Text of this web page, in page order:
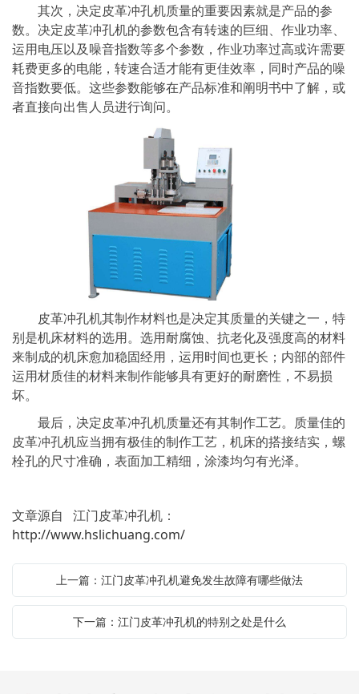
其次，决定皮革冲孔机质量的重要因素就是产品的参
数。决定皮革冲孔机的参数包含有转速的巨细、作业功率、
运用电压以及噪音指数等多个参数，作业功率过高或许需要
耗费更多的电能，转速合适才能有更佳效率，同时产品的噪
音指数要低。这些参数能够在产品标准和阐明书中了解，或
者直接向出售人员进行询问。
皮革冲孔机其制作材料也是决定其质量的关键之一，特
别是机床材料的选用。选用耐腐蚀、抗老化及强度高的材料
来制成的机床愈加稳固经用，运用时间也更长；内部的部件
运用材质佳的材料来制作能够具有更好的耐磨性，不易损
坏。
最后，决定皮革冲孔机质量还有其制作工艺。质量佳的
皮革冲孔机应当拥有极佳的制作工艺，机床的搭接结实，螺
栓孔的尺寸准确，表面加工精细，涂漆均匀有光泽。
文章源自 江门皮革冲孔机：
http://www.hslichuang.com/
上一篇：江门皮革冲孔机避免发生故障有哪些做法
下一篇：江门皮革冲孔机的特别之处是什么